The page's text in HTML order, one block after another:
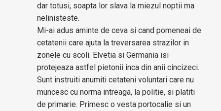
dar totusi, soapta lor slava la miezul noptii ma
nelinisteste.
Mi-ai adus aminte de ceva si cand pomeneai de
cetatenii care ajuta la treversarea strazilor in
zonele cu scoli. Elvetia si Germania isi
protejeaza astfel pietonii inca din anii cincizeci.
Sunt instruiti anumiti cetateni voluntari care nu
muncesc cu norma intreaga, la politie, si platiti
de primarie. Primesc o vesta portocalie si un